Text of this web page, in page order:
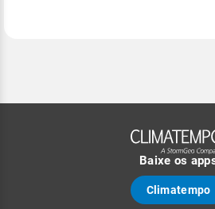
Baixe os
Climatempo